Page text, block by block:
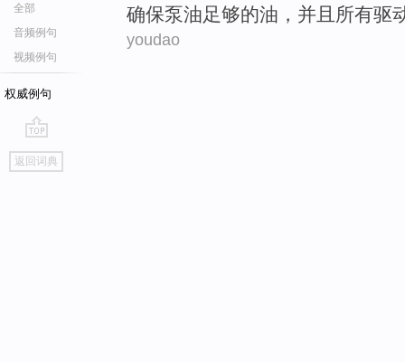
全部
音频例句
视频例句
权威例句
go
top
返回词典
确保泵油足够的油 ， 并且 所有驱
youdao